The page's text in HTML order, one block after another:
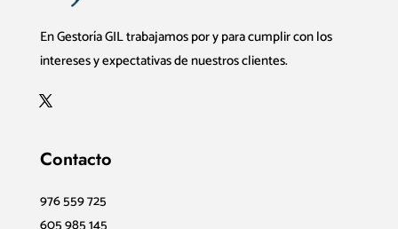
En Gestoría GIL trabajamos por y para cumplir con los
intereses y expectativas de nuestros clientes.
Contacto
976 559 725